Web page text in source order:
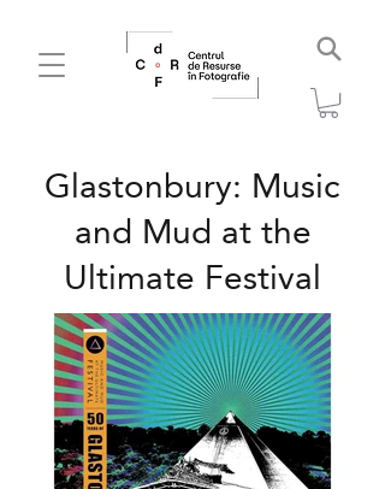
Glastonbury: Music
and Mud at the
Ultimate Festival